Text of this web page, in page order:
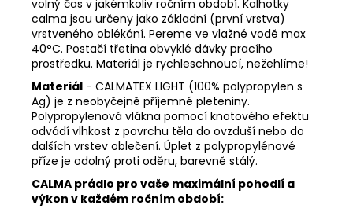
volný čas v jakémkoliv ročním období. Kalhotky
calma jsou určeny jako základní (první vrstva)
vrstveného oblékání. Pereme ve vlažné vodě max
40°C. Postačí třetina obvyklé dávky pracího
prostředku. Materiál je rychleschnoucí, nežehlíme!
Materiál - CALMATEX LIGHT (100% polypropylen s
Ag) je z neobyčejně příjemné pleteniny.
Polypropylenová vlákna pomocí knotového efektu
odvádí vlhkost z povrchu těla do ovzduší nebo do
dalších vrstev oblečení. Úplet z polypropylénové
příze je odolný proti oděru, barevně stálý.
CALMA prádlo pro vaše maximální pohodlí a
výkon v každém ročním období: